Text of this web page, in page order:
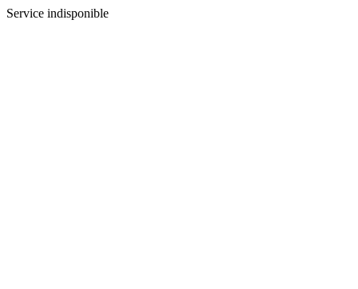
Service indisponible